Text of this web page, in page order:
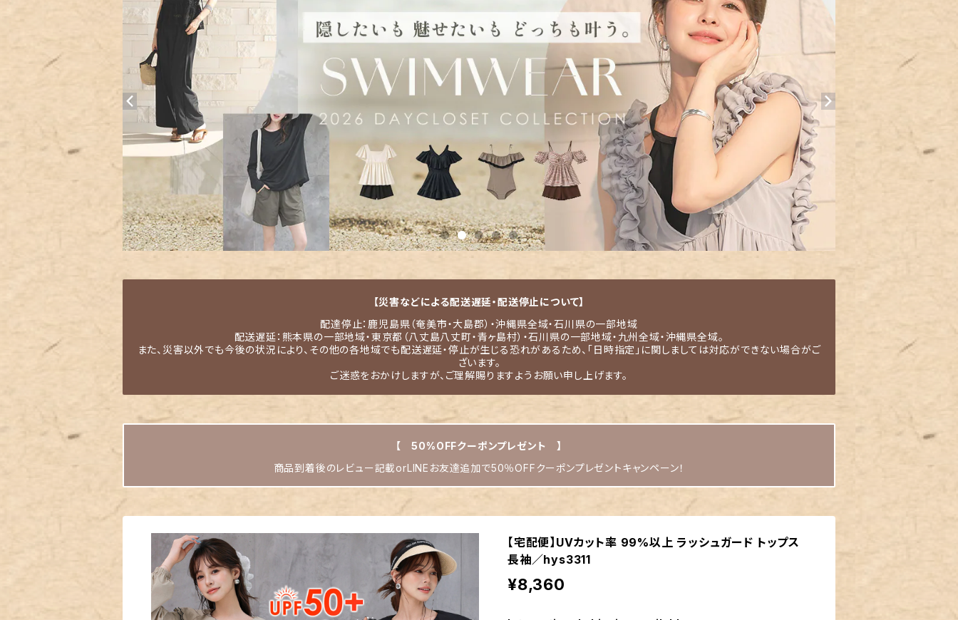
【災害などによる配送遅延・配送停止について】
配達停止：鹿児島県（奄美市・大島郡）・沖縄県全域・石川県の一部地域
配送遅延：熊本県の一部地域・東京都（八丈島八丈町・青ヶ島村）・石川県の一部地域・九州全域・沖縄県全域。
また、災害以外でも今後の状況により、その他の各地域でも配送遅延・停止が生じる恐れがあるため、「日時指定」に関しましては対応ができない場合がご
ざいます。
ご迷惑をおかけしますが、ご理解賜りますようお願い申し上げます。
【 50%OFFクーポンプレゼント 】
商品到着後のレビュー記載orLINEお友達追加で50％OFFクーポンプレゼントキャンペーン！
【宅配便】UVカット率 99%以上 ラッシュガード トップス
長袖／hys3311
¥8,360